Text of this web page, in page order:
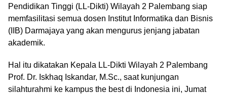
Pendidikan Tinggi (LL-Dikti) Wilayah 2 Palembang siap
memfasilitasi semua dosen Institut Informatika dan Bisnis
(IIB) Darmajaya yang akan mengurus jenjang jabatan
akademik.
Hal itu dikatakan Kepala LL-Dikti Wilayah 2 Palembang
Prof. Dr. Iskhaq Iskandar, M.Sc., saat kunjungan
silahturahmi ke kampus the best di Indonesia ini, Jumat